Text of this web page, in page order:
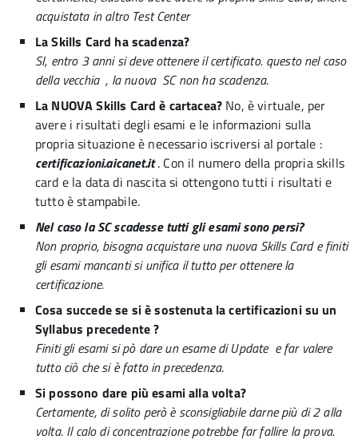
acquistata in altro Test Center
La Skills Card ha scadenza?
SI, entro 3 anni si deve ottenere il certificato. questo nel caso
della vecchia , la nuova SC non ha scadenza.
La NUOVA Skills Card è cartacea? No, è virtuale, per
avere i risultati degli esami e le informazioni sulla
propria situazione è necessario iscriversi al portale :
certificazioni.aicanet.it . Con il numero della propria skills
card e la data di nascita si ottengono tutti i risultati e
tutto è stampabile.
Nel caso la SC scadesse tutti gli esami sono persi?
Non proprio, bisogna acquistare una nuova Skills Card e finiti
gli esami mancanti si unifica il tutto per ottenere la
certificazione.
Cosa succede se si è sostenuta la certificazioni su un
Syllabus precedente ?
Finiti gli esami si pò dare un esame di Update e far valere
tutto ciò che si è fatto in precedenza.
Si possono dare più esami alla volta?
Certamente, di solito però è sconsigliabile darne più di 2 alla
volta. Il calo di concentrazione potrebbe far fallire la prova.